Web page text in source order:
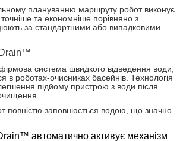
плануванню маршруту робот виконує
та економніше порівняно з
за стандартними або випадковими
система швидкого відведення води,
в роботах-очисниках басейнів. Технологія
підйому пристрою з води після
повністю заповнюється водою, що значно
автоматично активує механізм